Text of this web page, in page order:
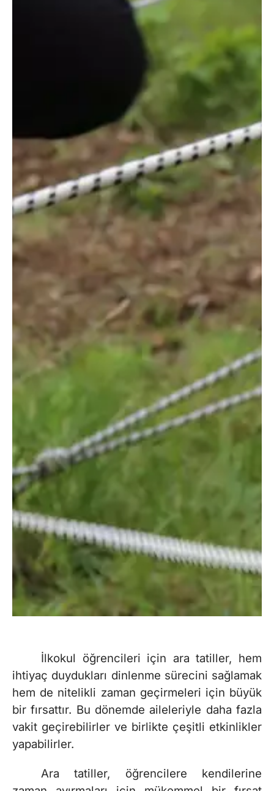
İlkokul öğrencileri için ara tatiller, hem
ihtiyaç duydukları dinlenme sürecini sağlamak
hem de nitelikli zaman geçirmeleri için büyük
bir fırsattır. Bu dönemde aileleriyle daha fazla
vakit geçirebilirler ve birlikte çeşitli etkinlikler
yapabilirler.
Ara tatiller, öğrencilere kendilerine